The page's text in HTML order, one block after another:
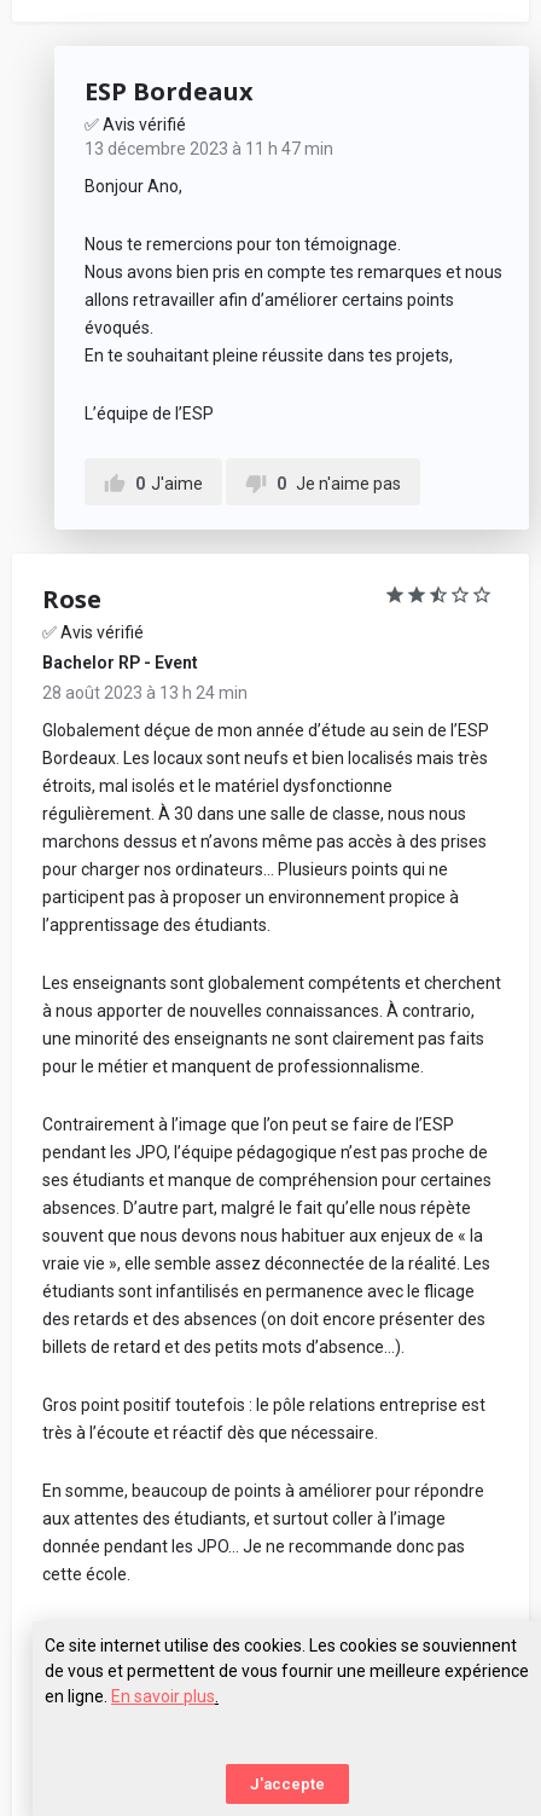
ESP Bordeaux
✅ Avis vérifié
13 décembre 2023 à 11 h 47 min
Bonjour Ano,
Nous te remercions pour ton témoignage.
Nous avons bien pris en compte tes remarques et nous
allons retravailler afin d’améliorer certains points
évoqués.
En te souhaitant pleine réussite dans tes projets,
L’équipe de l’ESP
0 J'aime 0 Je n'aime pas
Rose
✅ Avis vérifié
Bachelor RP - Event
28 août 2023 à 13 h 24 min
Globalement déçue de mon année d’étude au sein de l’ESP
Bordeaux. Les locaux sont neufs et bien localisés mais très
étroits, mal isolés et le matériel dysfonctionne
régulièrement. À 30 dans une salle de classe, nous nous
marchons dessus et n’avons même pas accès à des prises
pour charger nos ordinateurs… Plusieurs points qui ne
participent pas à proposer un environnement propice à
l’apprentissage des étudiants.
Les enseignants sont globalement compétents et cherchent
à nous apporter de nouvelles connaissances. À contrario,
une minorité des enseignants ne sont clairement pas faits
pour le métier et manquent de professionnalisme.
Contrairement à l’image que l’on peut se faire de l’ESP
pendant les JPO, l’équipe pédagogique n’est pas proche de
ses étudiants et manque de compréhension pour certaines
absences. D’autre part, malgré le fait qu’elle nous répète
souvent que nous devons nous habituer aux enjeux de « la
vraie vie », elle semble assez déconnectée de la réalité. Les
étudiants sont infantilisés en permanence avec le flicage
des retards et des absences (on doit encore présenter des
billets de retard et des petits mots d’absence…).
Gros point positif toutefois : le pôle relations entreprise est
très à l’écoute et réactif dès que nécessaire.
En somme, beaucoup de points à améliorer pour répondre
aux attentes des étudiants, et surtout coller à l’image
donnée pendant les JPO… Je ne recommande donc pas
cette école.
Ce site internet utilise des cookies. Les cookies se souviennent
de vous et permettent de vous fournir une meilleure expérience
en ligne. En savoir plus
J'accepte